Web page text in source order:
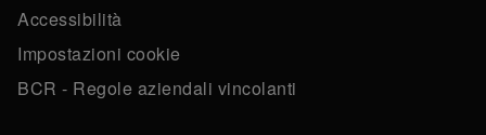
Accessibilità
Impostazioni cookie
BCR - Regole aziendali vincolanti